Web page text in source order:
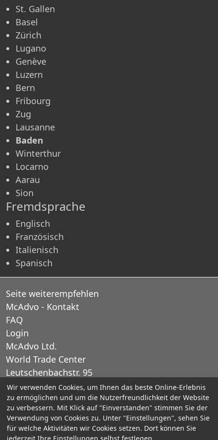
St. Gallen
Basel
Zürich
Lugano
Genève
Luzern
Bern
Fribourg
Zug
Lausanne
Baden
Winterthur
Locarno
Aarau
Sion
Fremdsprache
Englisch
Französisch
Italienisch
Spanisch
Seite weiterempfehlen
McAdvo - Kontakt
FAQ
Login
McAdvo Ltd.
World Trade Center
Leutschenbachstr. 95
CH-8050 Zurich
Schweiz
E-Mail: office@mcadvo.com
Wir verwenden Cookies, um Ihnen das beste Online-Erlebnis
zu ermöglichen und um die Nutzerfreundlichkeit der Website
zu verbessern. Mit Klick auf "Einverstanden" stimmen Sie der
Verwendung von Cookies zu. Unter "Einstellungen", sehen Sie
für welche Aktivitäten wir Cookies setzen. Dort können Sie